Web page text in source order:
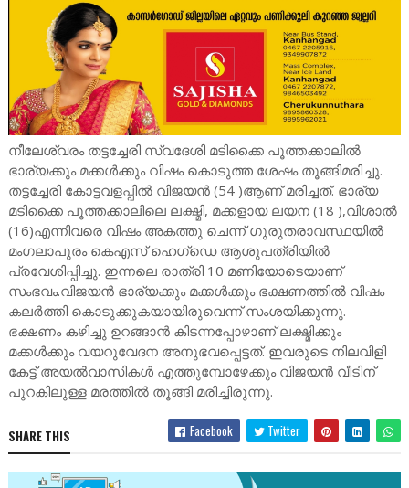
നീലേശ്വരം തട്ടച്ചേരി സ്വദേശി മടിക്കൈ പൂത്തക്കാലിൽ
ഭാര്യക്കും മക്കൾക്കും വിഷം കൊടുത്ത ശേഷം തൂങ്ങിമരിച്ചു.
തട്ടച്ചേരി കോട്ടവളപ്പിൽ വിജയൻ (54 )ആണ് മരിച്ചത്. ഭാര്യ
മടിക്കൈ പൂത്തക്കാലിലെ ലക്ഷ്മി, മക്കളായ ലയന (18 ),വിശാൽ
(16)എന്നിവരെ വിഷം അകത്തു ചെന്ന് ഗുരുതരാവസ്ഥയിൽ
മംഗലാപുരം കെഎസ് ഹെഗ്‌ഡെ ആശുപത്രിയിൽ
പ്രവേശിപ്പിച്ചു. ഇന്നലെ രാത്രി 10 മണിയോടെയാണ്
സംഭവം.വിജയൻ ഭാര്യക്കും മക്കൾക്കും ഭക്ഷണത്തിൽ വിഷം
കലർത്തി കൊടുക്കുകയായിരുവെന്ന് സംശയിക്കുന്നു.
ഭക്ഷണം കഴിച്ചു ഉറങ്ങാൻ കിടന്നപ്പോഴാണ് ലക്ഷ്മിക്കും
മക്കൾക്കും വയറുവേദന അനുഭവപ്പെട്ടത്. ഇവരുടെ നിലവിളി
കേട്ട് അയൽവാസികൾ എത്തുമ്പോഴേക്കും വിജയൻ വീടിന്
പുറകിലുള്ള മരത്തിൽ തൂങ്ങി മരിച്ചിരുന്നു.
SHARE THIS Facebook Twitter